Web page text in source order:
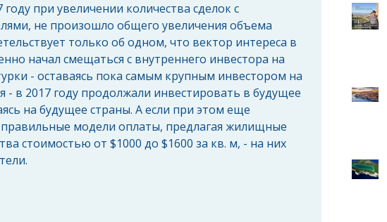
при увеличении количества сделок с
не произошло общего увеличения объема
только об одном, что вектор интереса в
начал смещаться с внутреннего инвестора на
- оставаясь пока самым крупным инвестором на
- в 2017 году продолжали инвестировать в будущее
на будущее страны. А если при этом еще
модели оплаты, предлагая жилищные
стоимостью от $1000 до $1600 за кв. м, - на них